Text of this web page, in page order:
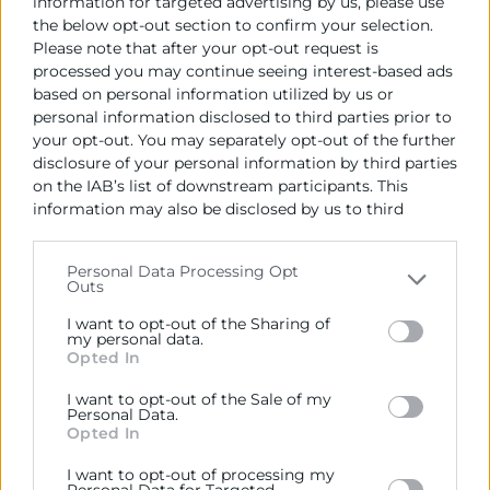
the below opt-out section to confirm your selection.
Please note that after your opt-out request is
processed you may continue seeing interest-based ads
based on personal information utilized by us or
personal information disclosed to third parties prior to
your opt-out. You may separately opt-out of the further
disclosure of your personal information by third parties
on the IAB’s list of downstream participants. This
information may also be disclosed by us to third
Please note that this website/app uses one or more
Google services and may gather and store information
including but not limited to your visit or usage
behaviour. You may click to grant or deny consent to
below specified purposes in below Google consent
section.
Personal Data Processing Opt
Outs
I want to opt-out of the Sharing of
my personal data.
Opted In
I want to opt-out of the Sale of my
Personal Data.
Opted In
I want to opt-out of processing my
Marketplacey la nueva solución «Puesto de trabajo
seguro»
La solución «Puesto de trabajo seguro» incluye un
dispositivohardware que debe tener integrado en el
producto y en el precio, una licencia que cumpla con
los requisitos establecidos para la categoría X, de
Ciberseguridad, además de un encriptado/cifrado en
Con esta categoría se pretende favorecer la
automatización de tareas, la gestión eficiente de los
datos y la comunicación fluida. El objetivo es mejorar
segmento en un entorno seguro.
La cuantía máxima subvencionable para esta
solución es de 1.000 euros, siendo subvencionables